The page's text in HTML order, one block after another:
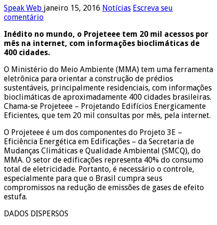
Speak Web janeiro 15, 2016 Notícias Escreva seu
comentário
Inédito no mundo, o Projeteee tem 20 mil acessos por
mês na internet, com informações bioclimáticas de
400 cidades.
O Ministério do Meio Ambiente (MMA) tem uma ferramenta
eletrônica para orientar a construção de prédios
sustentáveis, principalmente residenciais, com informações
bioclimáticas de aproximadamente 400 cidades brasileiras.
Chama-se Projeteee – Projetando Edifícios Energicamente
Eficientes, que tem 20 mil consultas por mês, pela internet.
O Projeteee é um dos componentes do Projeto 3E –
Eficiência Energética em Edificações – da Secretaria de
Mudanças Climáticas e Qualidade Ambiental (SMCQ), do
MMA. O setor de edificações representa 40% do consumo
total de eletricidade. Portanto, é necessário o controle,
especialmente para que o Brasil cumpra seus
compromissos na redução de emissões de gases de efeito
estufa.
DADOS DISPERSOS